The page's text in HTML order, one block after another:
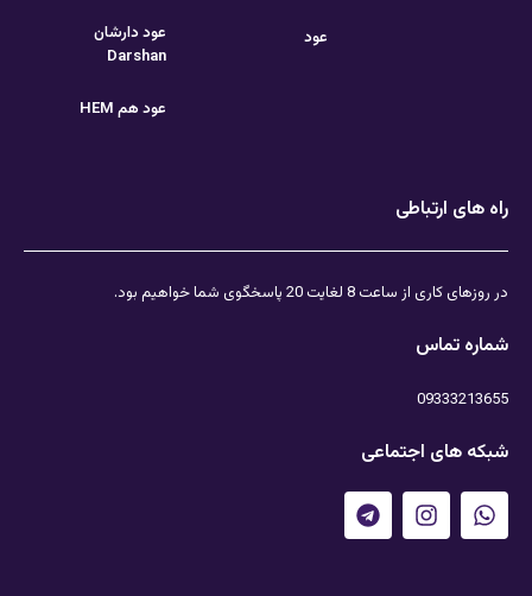
عود
عود دارشان
Darshan
عود هم HEM
راه های ارتباطی
در روزهای کاری از ساعت 8 لغایت 20 پاسخگوی شما خواهیم بود.
شماره تماس
09333213655
شبکه های اجتماعی